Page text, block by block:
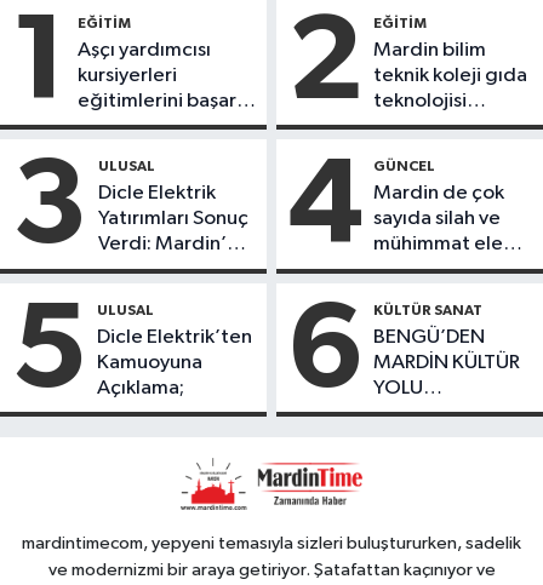
1 EĞİTİM
Aşçı yardımcısı
kursiyerleri
eğitimlerini başarı
ile tamamladı
2 EĞİTİM
Mardin bilim
teknik koleji gıda
teknolojisi
öğrencileri
ürünlerini satarak
köydeki
çoçuklara kitap
desteğinde
bulundu
3 ULUSAL
Dicle Elektrik
Yatırımları Sonuç
Verdi: Mardin’de
Kayıp Kaçak
Düşüş
4 GÜNCEL
Mardin de çok
sayıda silah ve
mühimmat ele
geçirildi
5 ULUSAL
Dicle Elektrik’ten
Kamuoyuna
Açıklama;
6 KÜLTÜR SANAT
BENGÜ’DEN
MARDİN KÜLTÜR
YOLU
FESTIVALİ’NDE
mardintimecom, yepyeni temasıyla sizleri buluştururken, sadelik
ve modernizmi bir araya getiriyor. Şatafattan kaçınıyor ve